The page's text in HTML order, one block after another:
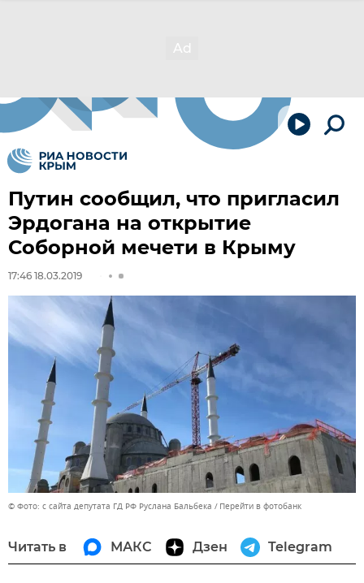
Путин сообщил, что пригласил
Эрдогана на открытие
Соборной мечети в Крыму
17:46 18.03.2019
© Фото: с сайта депутата ГД РФ Руслана Бальбека Перейти в фотобанк
Читать в МАКС Дзен Telegram